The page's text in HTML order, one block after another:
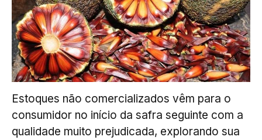
Estoques não comercializados vêm para o
consumidor no início da safra seguinte com a
qualidade muito prejudicada, explorando sua